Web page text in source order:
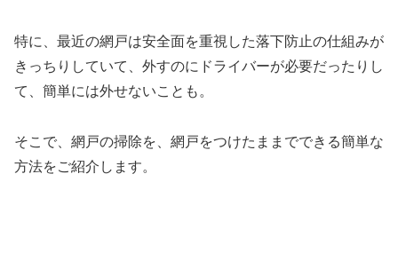
特に、最近の網戸は安全面を重視した落下防止の仕組みが
きっちりしていて、外すのにドライバーが必要だったりし
て、簡単には外せないことも。
そこで、網戸の掃除を、網戸をつけたままでできる簡単な
方法をご紹介します。